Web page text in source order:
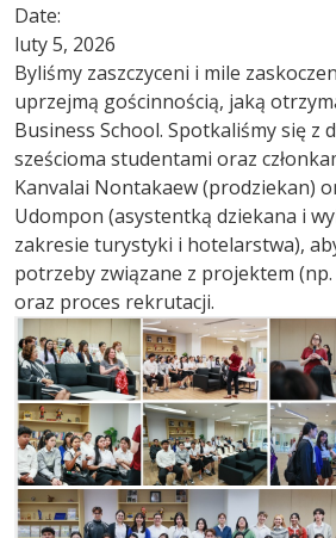
Date:
luty 5, 2026
Byliśmy zaszczyceni i mile
uprzejmą gościnnością, jaką
Business School. Spotkaliśmy się z
sześcioma studentami oraz
Kanvalai Nontakaew (prodziekan)
Udompon (asystentką dziekana i
zakresie turystyki i hotelarstwa),
potrzeby związane z projektem
oraz proces rekrutacji.
Image